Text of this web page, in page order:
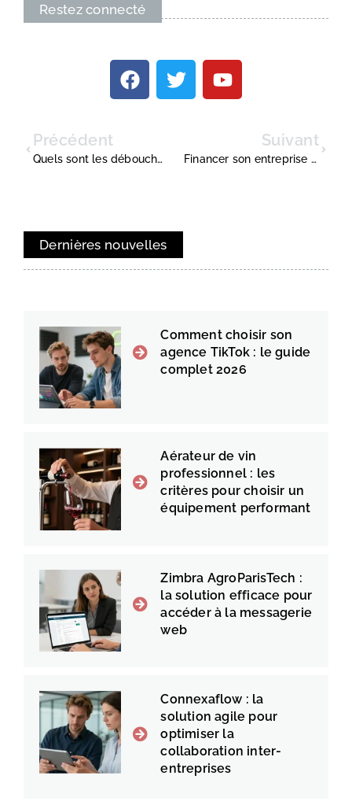
Restez connecté
Précédent
Quels sont les débouchés d’une formation en droit ?
Suivant
Financer son entreprise avec sa banque de proximité
Dernières nouvelles
Comment choisir son
agence TikTok : le guide
complet 2026
Aérateur de vin
professionnel : les
critères pour choisir un
équipement performant
Zimbra AgroParisTech :
la solution efficace pour
accéder à la messagerie
web
Connexaflow : la
solution agile pour
optimiser la
collaboration inter-
entreprises